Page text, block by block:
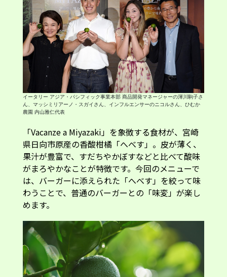
イータリー アジア・パシフィック事業本部 商品開発マネージャーの渾川駒子さ
ん、マッシミリアーノ・スガイさん、インフルエンサーのニコルさん、ひむか
農園 内山雅仁代表
「Vacanze a Miyazaki」を象徴する食材が、宮崎
県日向市原産の香酸柑橘「へべす」。皮が薄く、
果汁が豊富で、すだちやかぼすなどと比べて酸味
がまろやかなことが特徴です。今回のメニューで
は、バーガーに添えられた「へべす」を絞って味
わうことで、普通のバーガーとの「味変」が楽し
めます。